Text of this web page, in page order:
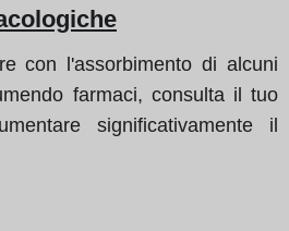
con l'assorbimento di alcuni
farmaci, consulta il tuo
significativamente il